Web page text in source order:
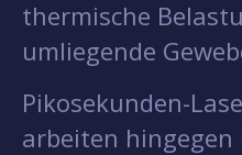
thermische
umliegende
Pikosekunden-
arbeiten